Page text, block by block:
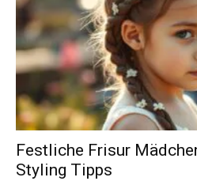
Festliche Frisur
Styling Tipps